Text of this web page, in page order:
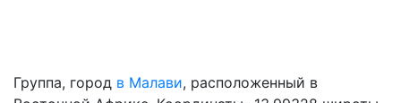
Группа, город в Малави, расположенный в